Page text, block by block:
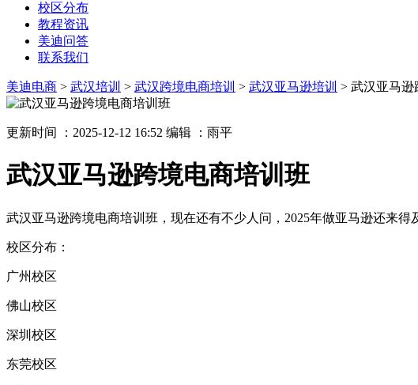
校区分布
教程资讯
美迪问答
联系我们
美迪电商 > 武汉培训 > 武汉跨境电商培训 > 武汉亚马逊培训 > 武汉亚马逊
更新时间 ：2025-12-12 16:52 编辑 ：雨平
武汉亚马逊跨境电商培训班
武汉亚马逊跨境电商培训班，现在还有不少人问，2025年做亚马逊还来
校区分布：
广州校区
佛山校区
深圳校区
东莞校区